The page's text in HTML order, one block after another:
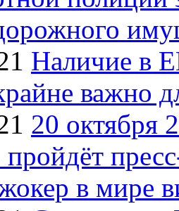
Наличие в
важно
20 октября
пройдёт
в мире